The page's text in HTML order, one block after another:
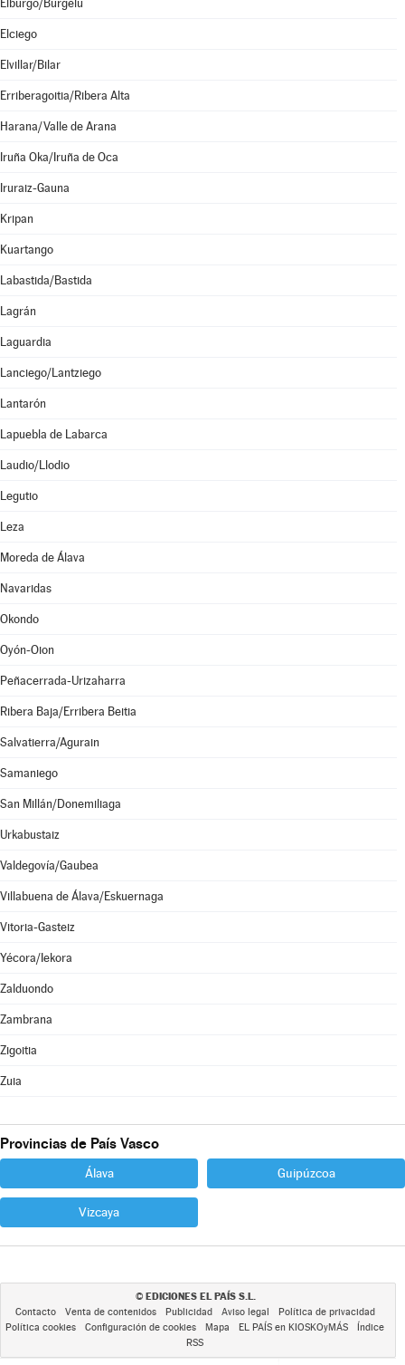
Elburgo/Burgelu
Elciego
Elvillar/Bilar
Erriberagoitia/Ribera Alta
Harana/Valle de Arana
Iruña Oka/Iruña de Oca
Iruraiz-Gauna
Kripan
Kuartango
Labastida/Bastida
Lagrán
Laguardia
Lanciego/Lantziego
Lantarón
Lapuebla de Labarca
Laudio/Llodio
Legutio
Leza
Moreda de Álava
Navaridas
Okondo
Oyón-Oion
Peñacerrada-Urizaharra
Ribera Baja/Erribera Beitia
Salvatierra/Agurain
Samaniego
San Millán/Donemiliaga
Urkabustaiz
Valdegovía/Gaubea
Villabuena de Álava/Eskuernaga
Vitoria-Gasteiz
Yécora/Iekora
Zalduondo
Zambrana
Zigoitia
Zuia
Provincias de País Vasco
Álava Guipúzcoa
Vizcaya
© EDICIONES EL PAÍS S.L.
Contacto Venta de contenidos Publicidad Aviso legal
Política de privacidad
Política cookies
Configuración de cookies Mapa EL PAÍS en KIOSKOyMÁS
Índice
RSS